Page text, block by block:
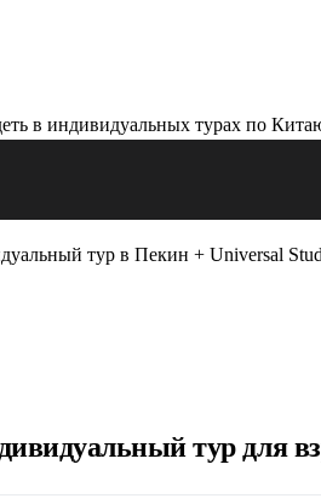
тур в Пекин + Universal
тур для